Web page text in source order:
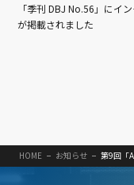
「季刊 DBJ No.56」にイ
が掲載されました
HOME お知らせ 第9回「